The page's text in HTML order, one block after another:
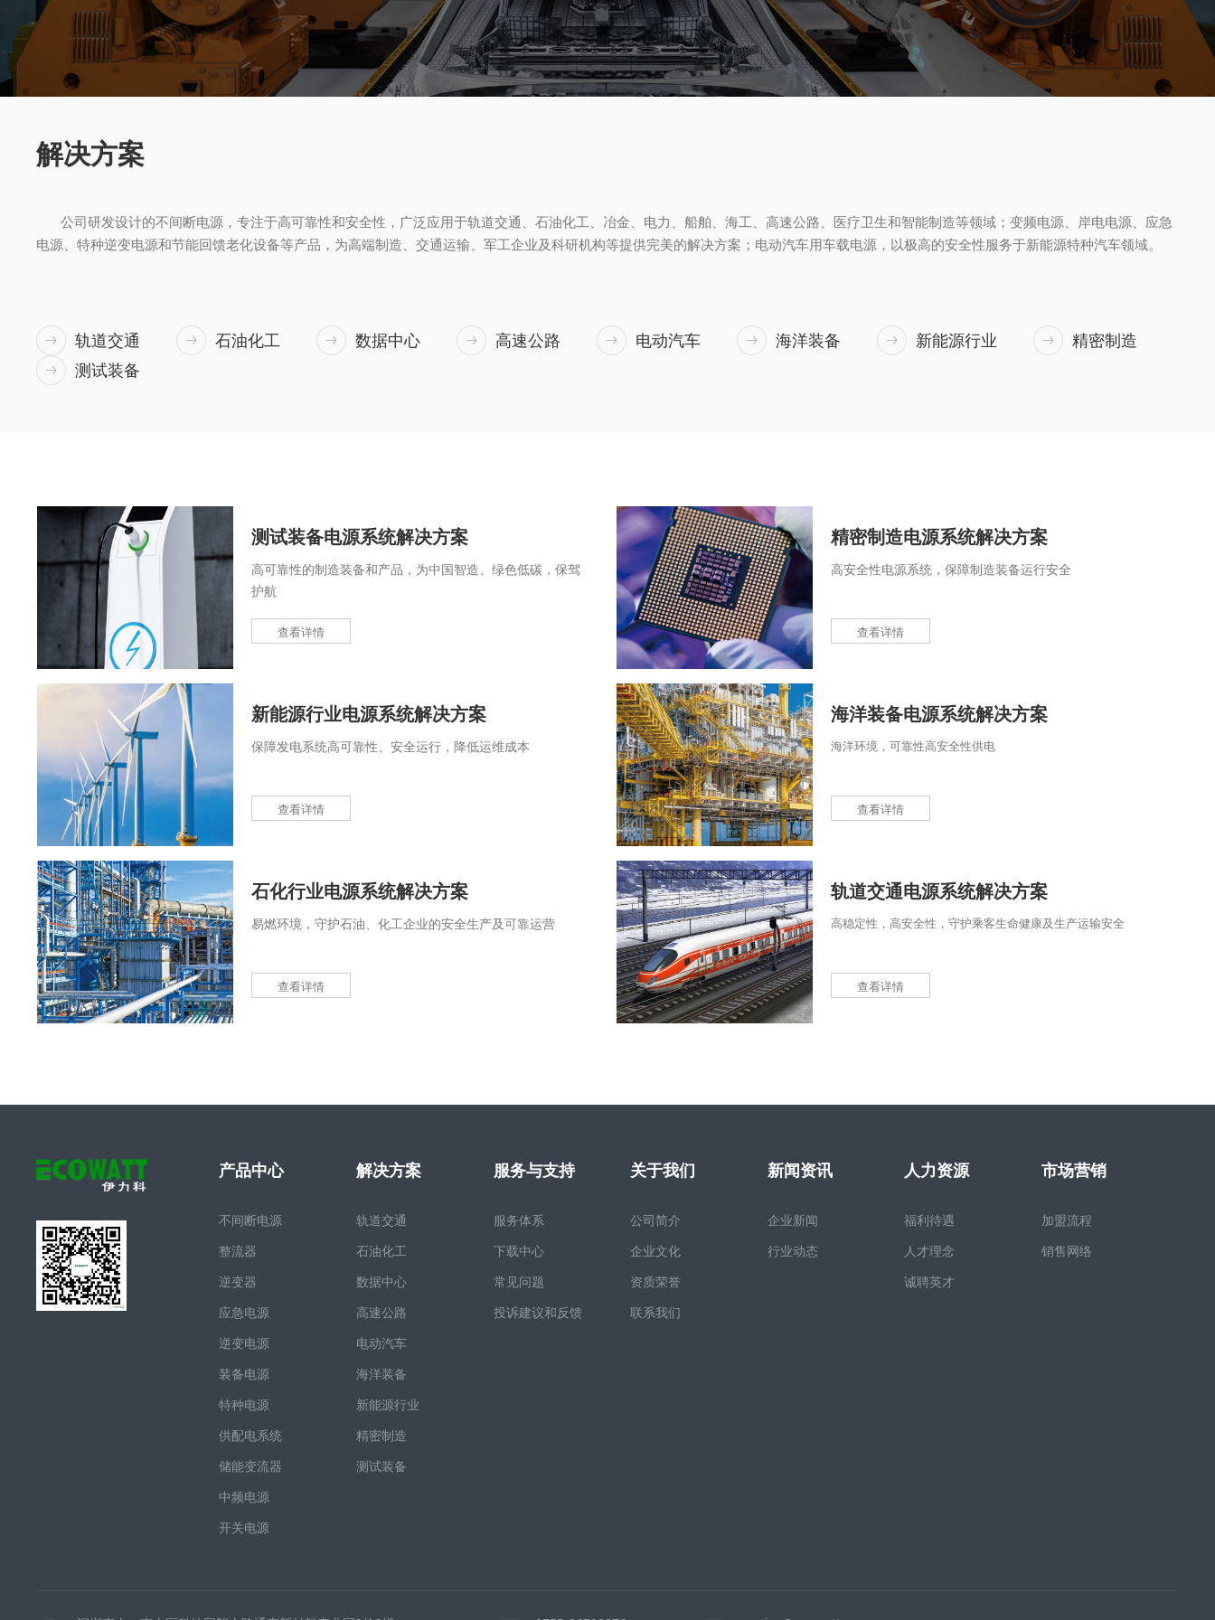
解决方案
公司研发设计的不间断电源，专注于高可靠性和安全性，广泛应用于轨道交通、石油化工、冶金、电力、船舶、海工、高速公路、医疗卫生和智能制造等领域；变频电源、岸电电源、应急
电源、特种逆变电源和节能回馈老化设备等产品，为高端制造、交通运输、军工企业及科研机构等提供完美的解决方案；电动汽车用车载电源，以极高的安全性服务于新能源特种汽车领域。
轨道交通 石油化工 数据中心 高速公路 电动汽车 海洋装备 新能源行业
精密制造
测试装备
测试装备电源系统解决方案
高可靠性的制造装备和产品，为中国智造、绿色低碳，保驾
护航
查看详情
精密制造电源系统解决方案
高安全性电源系统，保障制造装备运行安全
查看详情
新能源行业电源系统解决方案
保障发电系统高可靠性、安全运行，降低运维成本
查看详情
海洋装备电源系统解决方案
海洋环境，可靠性高安全性供电
查看详情
石化行业电源系统解决方案
易燃环境，守护石油、化工企业的安全生产及可靠运营
查看详情
轨道交通电源系统解决方案
高稳定性，高安全性，守护乘客生命健康及生产运输安全
查看详情
产品中心
不间断电源
整流器
逆变器
应急电源
逆变电源
装备电源
特种电源
供配电系统
储能变流器
中频电源
开关电源
解决方案
轨道交通
石油化工
数据中心
高速公路
电动汽车
海洋装备
新能源行业
精密制造
测试装备
服务与支持
服务体系
下载中心
常见问题
投诉建议和反馈
关于我们
公司简介
企业文化
资质荣誉
联系我们
新闻资讯
企业新闻
行业动态
人力资源
福利待遇
人才理念
诚聘英才
市场营销
加盟流程
销售网络